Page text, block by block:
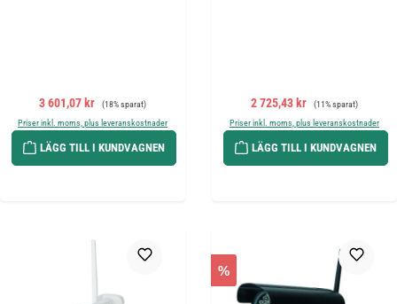
Försäljningspris:
3 601,07 kr Ordinarie pris:
(18% sparat)
Priser inkl. moms, plus leveranskostnader
LÄGG TILL I KUNDVAGNEN
Försäljningspris:
2 725,43 kr Ordinarie pris:
(11% sparat)
Priser inkl. moms, plus leveranskostnader
LÄGG TILL I KUNDVAGNEN
%